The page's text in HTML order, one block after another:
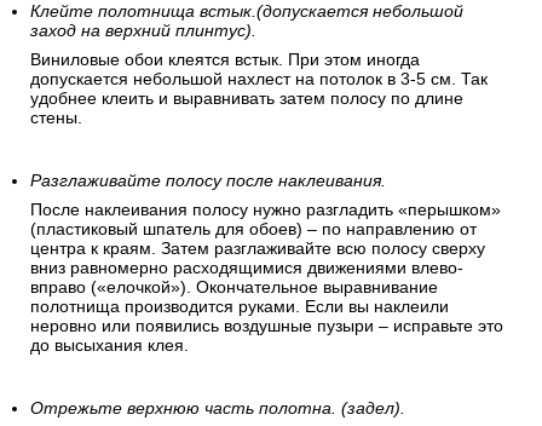
Клейте полотнища встык.(допускается небольшой
заход на верхний плинтус).
Виниловые обои клеятся встык. При этом иногда
допускается небольшой нахлест на потолок в 3-5 см. Так
удобнее клеить и выравнивать затем полосу по длине
стены.
Разглаживайте полосу после наклеивания.
После наклеивания полосу нужно разгладить «перышком»
(пластиковый шпатель для обоев) – по направлению от
центра к краям. Затем разглаживайте всю полосу сверху
вниз равномерно расходящимися движениями влево-
вправо («елочкой»). Окончательное выравнивание
полотнища производится руками. Если вы наклеили
неровно или появились воздушные пузыри – исправьте это
до высыхания клея.
Отрежьте верхнюю часть полотна. (задел).